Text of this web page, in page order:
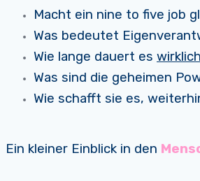
Macht ein nine to five job
Was bedeutet
Wie lange dauert es wirklich
Was sind die geheimen
Wie schafft sie es,
Ein kleiner Einblick in den